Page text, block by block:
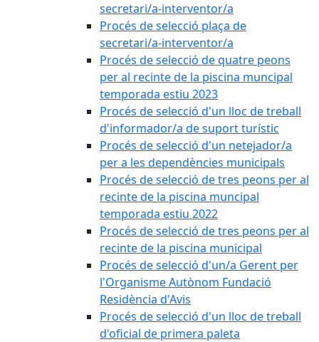
secretari/a-interventor/a
Procés de selecció plaça de
secretari/a-interventor/a
Procés de selecció de quatre peons
per al recinte de la piscina muncipal
temporada estiu 2023
Procés de selecció d'un lloc de treball
d'informador/a de suport turístic
Procés de selecció d'un netejador/a
per a les dependències municipals
Procés de selecció de tres peons per al
recinte de la piscina muncipal
temporada estiu 2022
Procés de selecció de tres peons per al
recinte de la piscina municipal
Procés de selecció d'un/a Gerent per
l'Organisme Autònom Fundació
Residència d'Avis
Procés de selecció d'un lloc de treball
d'oficial de primera paleta